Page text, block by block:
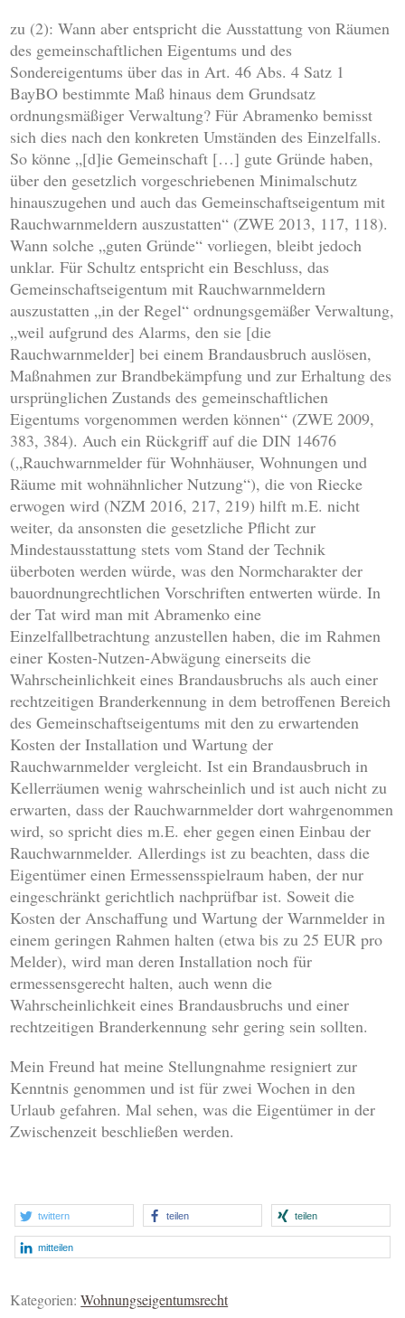
zu (2): Wann aber entspricht die Ausstattung von Räumen
des gemeinschaftlichen Eigentums und des
Sondereigentums über das in Art. 46 Abs. 4 Satz 1
BayBO bestimmte Maß hinaus dem Grundsatz
ordnungsmäßiger Verwaltung? Für Abramenko bemisst
sich dies nach den konkreten Umständen des Einzelfalls.
So könne „[d]ie Gemeinschaft […] gute Gründe haben,
über den gesetzlich vorgeschriebenen Minimalschutz
hinauszugehen und auch das Gemeinschaftseigentum mit
Rauchwarnmeldern auszustatten“ (ZWE 2013, 117, 118).
Wann solche „guten Gründe“ vorliegen, bleibt jedoch
unklar. Für Schultz entspricht ein Beschluss, das
Gemeinschaftseigentum mit Rauchwarnmeldern
auszustatten „in der Regel“ ordnungsgemäßer Verwaltung,
„weil aufgrund des Alarms, den sie [die
Rauchwarnmelder] bei einem Brandausbruch auslösen,
Maßnahmen zur Brandbekämpfung und zur Erhaltung des
ursprünglichen Zustands des gemeinschaftlichen
Eigentums vorgenommen werden können“ (ZWE 2009,
383, 384). Auch ein Rückgriff auf die DIN 14676
(„Rauchwarnmelder für Wohnhäuser, Wohnungen und
Räume mit wohnähnlicher Nutzung“), die von Riecke
erwogen wird (NZM 2016, 217, 219) hilft m.E. nicht
weiter, da ansonsten die gesetzliche Pflicht zur
Mindestausstattung stets vom Stand der Technik
überboten werden würde, was den Normcharakter der
bauordnungrechtlichen Vorschriften entwerten würde. In
der Tat wird man mit Abramenko eine
Einzelfallbetrachtung anzustellen haben, die im Rahmen
einer Kosten-Nutzen-Abwägung einerseits die
Wahrscheinlichkeit eines Brandausbruchs als auch einer
rechtzeitigen Branderkennung in dem betroffenen Bereich
des Gemeinschaftseigentums mit den zu erwartenden
Kosten der Installation und Wartung der
Rauchwarnmelder vergleicht. Ist ein Brandausbruch in
Kellerräumen wenig wahrscheinlich und ist auch nicht zu
erwarten, dass der Rauchwarnmelder dort wahrgenommen
wird, so spricht dies m.E. eher gegen einen Einbau der
Rauchwarnmelder. Allerdings ist zu beachten, dass die
Eigentümer einen Ermessensspielraum haben, der nur
eingeschränkt gerichtlich nachprüfbar ist. Soweit die
Kosten der Anschaffung und Wartung der Warnmelder in
einem geringen Rahmen halten (etwa bis zu 25 EUR pro
Melder), wird man deren Installation noch für
ermessensgerecht halten, auch wenn die
Wahrscheinlichkeit eines Brandausbruchs und einer
rechtzeitigen Branderkennung sehr gering sein sollten.
Mein Freund hat meine Stellungnahme resigniert zur
Kenntnis genommen und ist für zwei Wochen in den
Urlaub gefahren. Mal sehen, was die Eigentümer in der
Zwischenzeit beschließen werden.
twittern teilen teilen
mitteilen
Kategorien:Wohnungseigentumsrecht